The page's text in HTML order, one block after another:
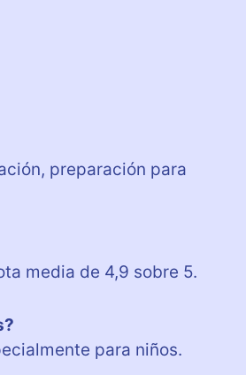
preparación para
media de 4,9 sobre 5.
para niños.